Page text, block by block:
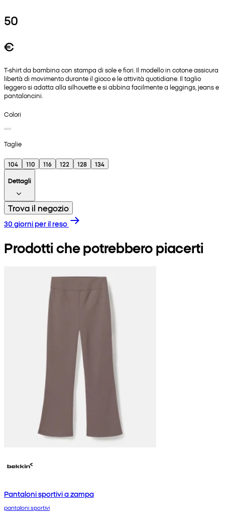
50
€
T-shirt da bambina con stampa di sole e fiori. Il modello in cotone assicura
libertà di movimento durante il gioco e le attività quotidiane. Il taglio
leggero si adatta alla silhouette e si abbina facilmente a leggings, jeans e
pantaloncini.
Colori
Taglie
104 110 116 122 128
134
Dettagli
Trova il negozio
30 giorni per il reso
Prodotti che potrebbero piacerti
Pantaloni sportivi a zampa
pantaloni sportivi